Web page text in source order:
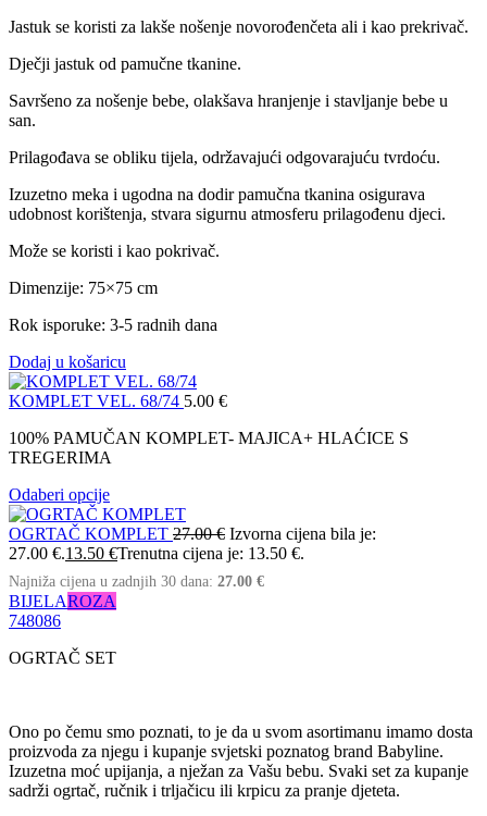
Jastuk se koristi za lakše nošenje novorođenčeta ali i kao prekrivač.
Dječji jastuk od pamučne tkanine.
Savršeno za nošenje bebe, olakšava hranjenje i stavljanje bebe u
san.
Prilagođava se obliku tijela, održavajući odgovarajuću tvrdoću.
Izuzetno meka i ugodna na dodir pamučna tkanina osigurava
udobnost korištenja, stvara sigurnu atmosferu prilagođenu djeci.
Može se koristi i kao pokrivač.
Dimenzije: 75×75 cm
Rok isporuke: 3-5 radnih dana
Dodaj u košaricu
KOMPLET VEL. 68/74 5.00 €
100% PAMUČAN KOMPLET- MAJICA+ HLAĆICE S
TREGERIMA
Odaberi opcije
OGRTAČ KOMPLET 27.00€ Izvorna cijena bila je:
27.00 €.13.50 €Trenutna cijena je: 13.50 €.
Najniža cijena u zadnjih 30 dana: 27.00 €
BIJELAROZA
748086
OGRTAČ SET
Ono po čemu smo poznati, to je da u svom asortimanu imamo dosta
proizvoda za njegu i kupanje svjetski poznatog brand Babyline.
Izuzetna moć upijanja, a nježan za Vašu bebu. Svaki set za kupanje
sadrži ogrtač, ručnik i trljačicu ili krpicu za pranje djeteta.